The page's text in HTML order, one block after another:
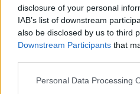
disclosure of your personal
IAB’s list of downstream
also be disclosed by us to third
Downstream Participants that
Personal Data Processing
επισυναπτόμενου
«Απαντώντας στο μέιλ
αναγραφόμενα εκ
στην εκτίμηση των δυο